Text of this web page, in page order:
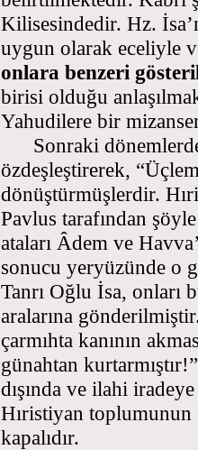
Kilisesindedir. Hz.
uygun olarak eceliyle
onlara benzeri
birisi olduğu
Yahudilere bir
Sonraki dönemlerde
özdeşleştirerek,
dönüştürmüşlerdir.
Pavlus tarafından
ataları Âdem ve
sonucu yeryüzünde o
Tanrı Oğlu İsa, onları
aralarına
çarmıhta kanının
günahtan
dışında ve ilahi
Hıristiyan
kapalıdır.